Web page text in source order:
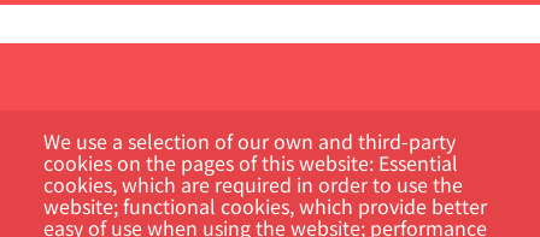
Kundportal
We use a selection of our own and third-party
cookies on the pages of this website: Essential
cookies, which are required in order to use the
website; functional cookies, which provide better
easy of use when using the website; performance